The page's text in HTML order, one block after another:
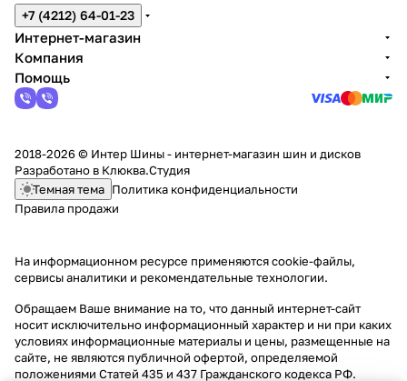
+7 (4212) 64-01-23
Интернет-магазин
Компания
Помощь
2018-2026 © Интер Шины - интернет-магазин шин и дисков
Разработано в Клюква.Студия
Темная тема Политика конфиденциальности
Правила продажи
На информационном ресурсе применяютсяcookie-файлы,
сервисы аналитики и рекомендательные технологии.
Обращаем Ваше внимание на то, что данный интернет-сайт
носит исключительно информационный характер и ни при каких
условиях информационные материалы и цены, размещенные на
сайте, не являются публичной офертой, определяемой
положениями Статей 435 и 437 Гражданского кодекса РФ.